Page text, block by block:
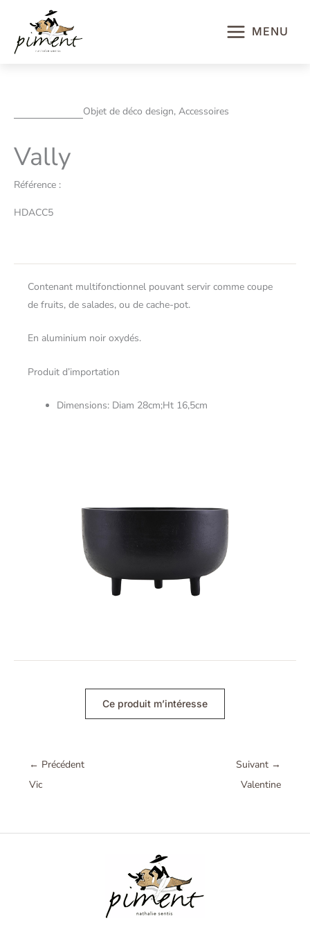
contenu
MENU
Objet de déco design, Accessoires
Vally
Référence :
HDACC5
Contenant multifonctionnel pouvant servir comme coupe
de fruits, de salades, ou de cache-pot.
En aluminium noir oxydés.
Produit d’importation
Dimensions: Diam 28cm;Ht 16,5cm
Ce produit m’intéresse
← Précédent
Vic
Suivant →
Valentine